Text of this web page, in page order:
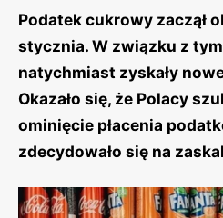
Podatek cukrowy zaczął
stycznia. W związku z
natychmiast zyskały
Okazało się, że Polacy
ominięcie płacenia
zdecydowało się na